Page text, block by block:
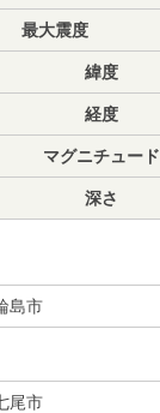
最大震度
緯度
経度
マグニチュード
深さ
島市
尾市